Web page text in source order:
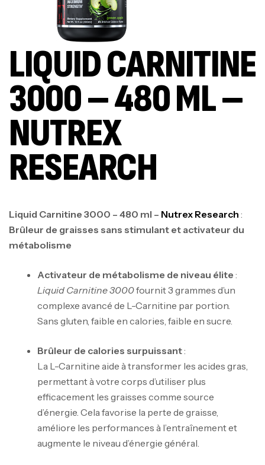
LIQUID CARNITINE
3000 – 480 ML –
NUTREX
RESEARCH
Liquid Carnitine 3000 – 480 ml – Nutrex Research :
Brûleur de graisses sans stimulant et activateur du
métabolisme
Activateur de métabolisme de niveau élite :
Liquid Carnitine 3000fournit 3 grammes d’un
complexe avancé de L-Carnitine par portion.
Sans gluten, faible en calories, faible en sucre.
Brûleur de calories surpuissant:
La L-Carnitine aide à transformer les acides gras,
permettant à votre corps d’utiliser plus
efficacement les graisses comme source
d’énergie. Cela favorise la perte de graisse,
améliore les performances à l’entraînement et
augmente le niveau d’énergie général.